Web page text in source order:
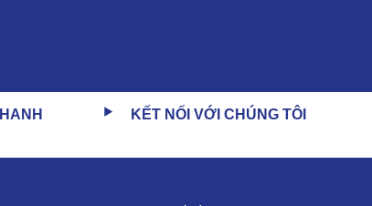
KẾT NỐI VỚI CHÚNG TÔI